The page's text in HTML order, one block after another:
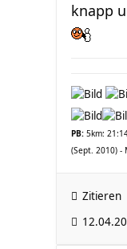
knapp
PB: 5km:
(Sept. 2010) -
Zitieren